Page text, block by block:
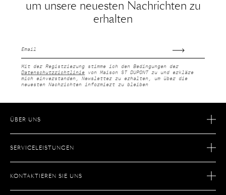
um unsere neuesten Nachrichten zu
erhalten
Mit der Registrierung stimme ich den Bedingungen der
Datenschutzrichtlinie von Maison ST DUPONT zu und erkläre
mich einverstanden, Newsletter zu erhalten, um über die
neuesten Nachrichten informiert zu bleiben
ÜBER UNS
SERVICELEISTUNGEN
KONTAKTIEREN SIE UNS